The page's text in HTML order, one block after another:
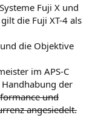
Fuji X und
die Fuji XT-4 als
die Objektive
im APS-C
der
und
angesiedelt.